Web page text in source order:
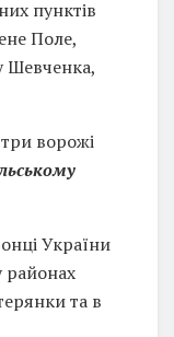
пунктів
Поле,
Шевченка,
ворожі
України
районах
та в